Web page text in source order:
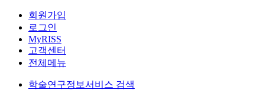
회원가입
로그인
MyRISS
고객센터
전체메뉴
학술연구정보서비스 검색